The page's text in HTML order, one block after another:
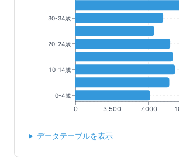
0 3,500 7,000
30-34歳
20-24歳
10-14歳
0-4歳
データテーブルを表示